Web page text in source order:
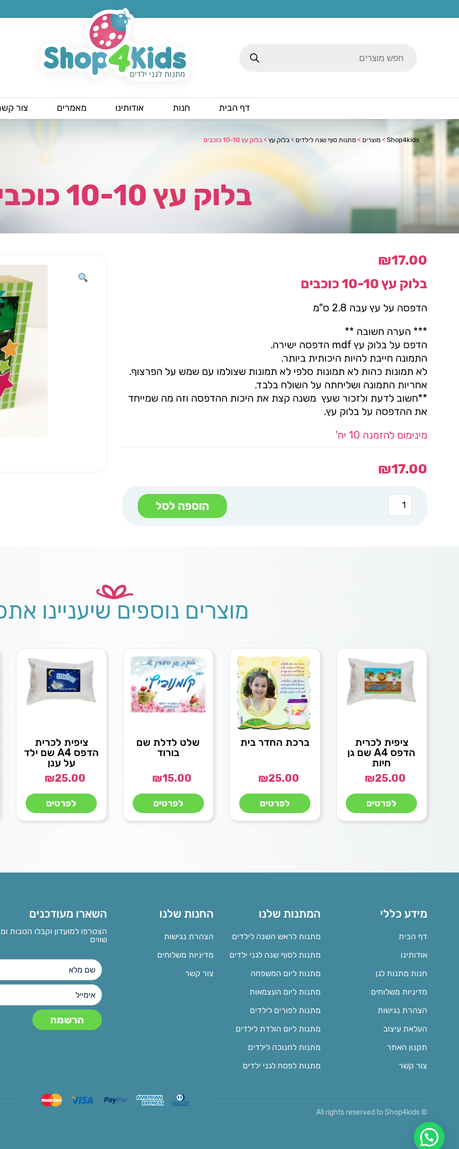
search
דף הבית חנות אודותינו מאמרים צור
Shop4kids
> מוצרים > מתנות סוף שנה לילדים > בלוק עץ > בלוק עץ 10-10 כוכבים
בלוק עץ 10-10 כוכבים
₪17.00
בלוק עץ 10-10 כוכבים
הדפסה על עץ עבה 2.8 ס"מ
*** הערה חשובה **
הדפס על בלוק עץ mdf הדפסה ישירה.
התמונה חייבת להיות היכותית ביותר.
לא תמונות כהות לא תמונות סלפי לא תמונות שצולמו עם שמש על הפרצוף.
אחריות התמונה ושליחתה על השולח בלבד.
**חשוב לדעת ולזכור שעץ משנה קצת את היכות ההדפסה וזה מה שמייחד
את ההדפסה על בלוק עץ.
מינימום להזמנה 10 יח'
₪17.00
כמות
של
בלוק
הוספה לסל
מוצרים נוספים שיעניינו
ציפית לכרית
הדפס A4 שם גן
חיות
₪25.00
לפרטים
ברכת החדר בית
₪25.00
לפרטים
שלט לדלת שם
בורוד
₪15.00
לפרטים
ציפית לכרית
הדפס A4 שם ילד
על ענן
₪25.00
לפרטים
מידע כללי
דף הבית
אודותינו
חנות מתנות לגן
מדיניות משלוחים
הצהרת נגישות
העלאת עיצוב
תקנון האתר
צור קשר
המתנות שלנו
מתנות לראש השנה לילדים
מתנות לסוף שנה לגני ילדים
מתנות ליום המשפחה
מתנות ליום העצמאות
מתנות לפורים לילדים
מתנות ליום הולדת לילדים
מתנות לחנוכה לילדים
מתנות לפסח לגני ילדים
החנות שלנו
הצהרת נגישות
מדיניות משלוחים
צור קשר
השארו מעודכנים
הצטרפו למועדון וקבלו הטבות
שווים
© All rights reserved to Shop4kids